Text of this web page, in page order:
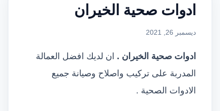
ادوات صحية الخيران
ديسمبر 26, 2021
ادوات صحية الخيران . ان لديك افضل العمالة
المدربة على تركيب واصلاح وصيانة جميع
الادوات الصحية .